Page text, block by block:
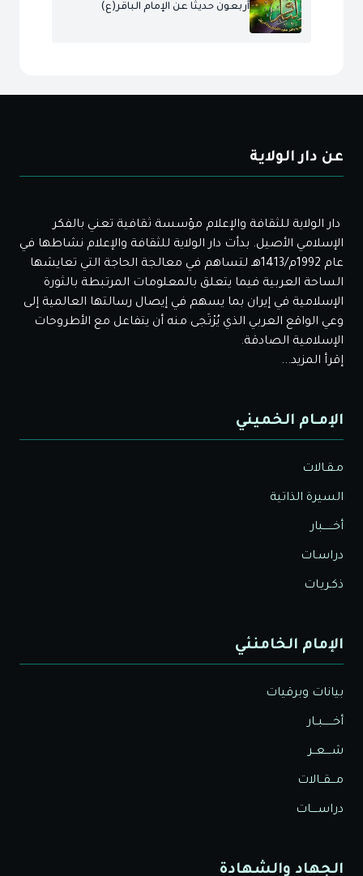
أربعون حديثا عن الإمام الباقر(ع)
عن دار الولاية
دار الولاية للثقافة والإعلام مؤسسة ثقافية تعني بالفكر
الإسلامي الأصيل. بدأت دار الولاية للثقافة والإعلام نشاطها في
عام 1992م/1413هـ لتساهم في معالجة الحاجة التي تعايشها
الساحة العربية فيما يتعلق بالمعلومات المرتبطة بالثورة
الإسلامية في إيران بما يسهم في إيصال رسالتها العالمية إلى
وعي الواقع العربي الذي يُرْتَجى منه أن يتفاعل مع الأطروحات
الإسلامية الصادقة.
إقرأ المزيد...
الإمـام الخميني
مـقـالات
السيرة الذاتية
أخــــــبار
دراسـات
ذكـريـات
الإمام الخامنئي
بيانات وبرقيات
أخــــــبــار
شــــعــر
مـــقــالات
دراســــات
الجهاد والشهادة